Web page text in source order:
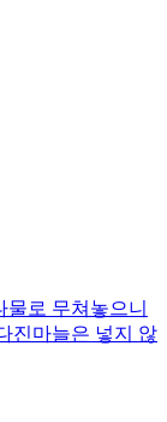
로 무쳐놓으니
진마늘은 넣지 않